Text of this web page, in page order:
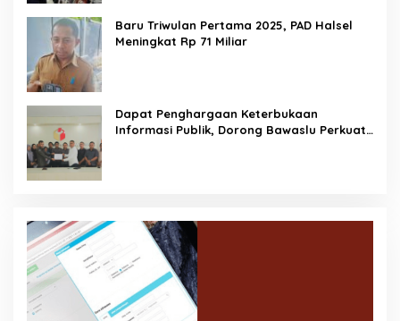
Baru Triwulan Pertama 2025, PAD Halsel
Meningkat Rp 71 Miliar
Dapat Penghargaan Keterbukaan
Informasi Publik, Dorong Bawaslu Perkuat